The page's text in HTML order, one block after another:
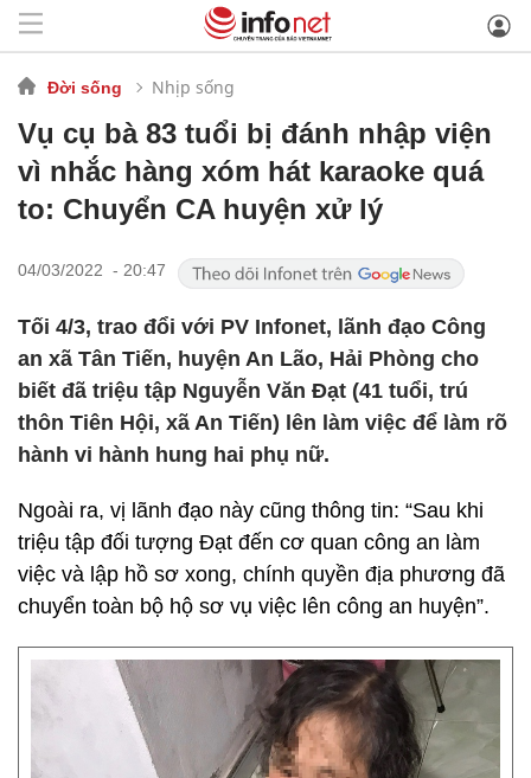
Đời sống Nhịp sống
Vụ cụ bà 83 tuổi bị đánh nhập viện
vì nhắc hàng xóm hát karaoke quá
to: Chuyển CA huyện xử lý
04/03/2022 - 20:47
Tối 4/3, trao đổi với PV Infonet, lãnh đạo Công
an xã Tân Tiến, huyện An Lão, Hải Phòng cho
biết đã triệu tập Nguyễn Văn Đạt (41 tuổi, trú
thôn Tiên Hội, xã An Tiến) lên làm việc để làm rõ
hành vi hành hung hai phụ nữ.
Ngoài ra, vị lãnh đạo này cũng thông tin: “Sau khi
triệu tập đối tượng Đạt đến cơ quan công an làm
việc và lập hồ sơ xong, chính quyền địa phương đã
chuyển toàn bộ hộ sơ vụ việc lên công an huyện”.